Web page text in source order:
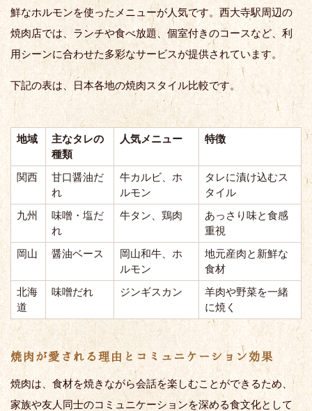
鮮なホルモンを使ったメニューが人気です。西大寺駅周辺の
焼肉店では、ランチや食べ放題、個室付きのコースなど、利
用シーンに合わせた多彩なサービスが提供されています。
下記の表は、日本各地の焼肉スタイル比較です。
地域
主なタレの
種類
人気メニュー 特徴
関西
甘口醤油だ
れ
牛カルビ、ホ
ルモン
タレに漬け込むス
タイル
九州
味噌・塩だ
れ
牛タン、鶏肉
あっさり味と食感
重視
岡山
醤油ベース
岡山和牛、ホ
ルモン
地元産肉と新鮮な
食材
北海
道
味噌だれ ジンギスカン
羊肉や野菜を一緒
に焼く
焼肉が愛される理由とコミュニケーション効果
焼肉は、食材を焼きながら会話を楽しむことができるため、
家族や友人同士のコミュニケーションを深める食文化として